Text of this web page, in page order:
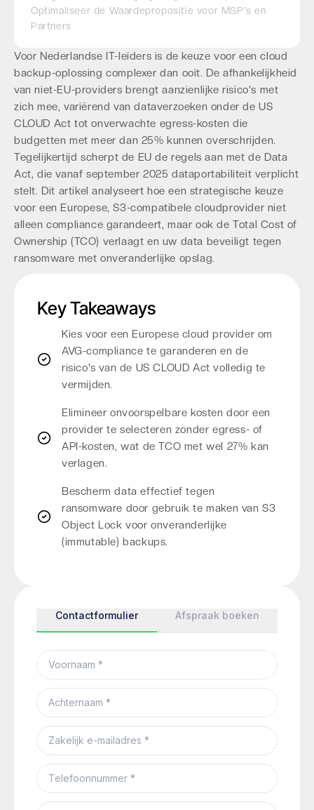
Optimaliseer de Waardepropositie voor MSP's en
Partners
Voor Nederlandse IT-leiders is de keuze voor een cloud
backup-oplossing complexer dan ooit. De afhankelijkheid
van niet-EU-providers brengt aanzienlijke risico's met
zich mee, variërend van dataverzoeken onder de US
CLOUD Act tot onverwachte egress-kosten die
budgetten met meer dan 25% kunnen overschrijden.
Tegelijkertijd scherpt de EU de regels aan met de Data
Act, die vanaf september 2025 dataportabiliteit verplicht
stelt. Dit artikel analyseert hoe een strategische keuze
voor een Europese, S3-compatibele cloudprovider niet
alleen compliance garandeert, maar ook de Total Cost of
Ownership (TCO) verlaagt en uw data beveiligt tegen
ransomware met onveranderlijke opslag.
Key Takeaways
Kies voor een Europese cloud provider om
AVG-compliance te garanderen en de
risico's van de US CLOUD Act volledig te
vermijden.
Elimineer onvoorspelbare kosten door een
provider te selecteren zonder egress- of
API-kosten, wat de TCO met wel 27% kan
verlagen.
Bescherm data effectief tegen
ransomware door gebruik te maken van S3
Object Lock voor onveranderlijke
(immutable) backups.